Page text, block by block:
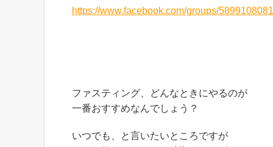
https://www.facebook.com/groups/
ファスティング、どんなときにやるのが
一番おすすめなんでしょう？
いつでも、と言いたいところですが